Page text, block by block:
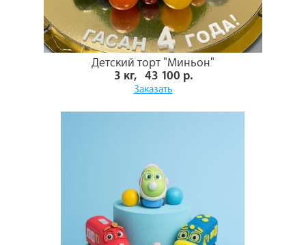
Детский торт "Миньон"
3 кг, 43 100 р.
Заказать